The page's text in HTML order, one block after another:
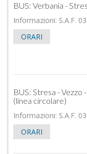
BUS: Verbania -
Informazioni: S.A.F.
ORARI
BUS: Stresa - Vezzo
(linea circolare)
Informazioni: S.A.F.
ORARI